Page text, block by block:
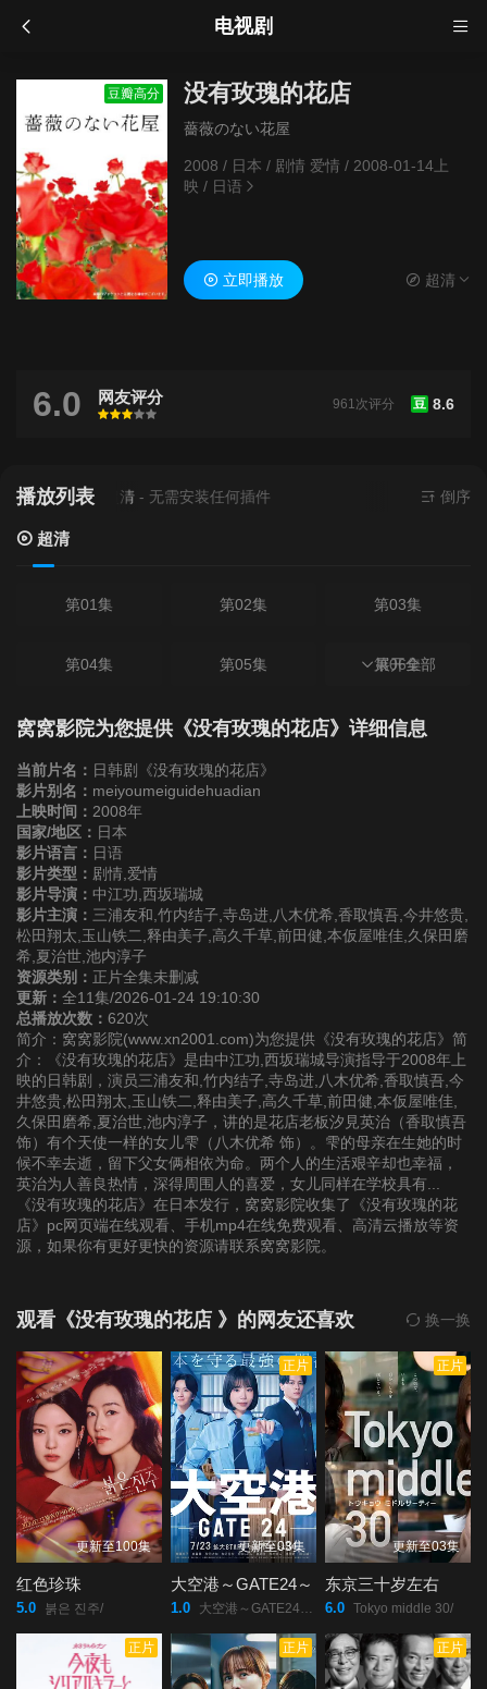
电视剧
豆瓣高分 没有玫瑰的花店
薔薇のない花屋
2008 / 日本 / 剧情 爱情/ 2008-01-14上
映 / 日语
立即播放 超清
6.0 网友评分
很差
较差还行推荐力荐
豆 8.6
961次评分
播放列表
前资源来源超清 - 无需安装任何插件 倒序
超清
第01集 第02集 第03集
第04集 第05集 第06集
第07集 第08集 第09集
第10集 第11集
展开全部
窝窝影院为您提供《没有玫瑰的花店》详细信息
当前片名： 日韩剧《没有玫瑰的花店》
影片别名： meiyoumeiguidehuadian
上映时间： 2008年
国家/地区： 日本
影片语言： 日语
影片类型： 剧情,爱情
影片导演： 中江功,西坂瑞城
影片主演： 三浦友和,竹内结子,寺岛进,八木优希,香取慎吾,今井悠贵,
松田翔太,玉山铁二,释由美子,高久千草,前田健,本仮屋唯佳,久保田磨
希,夏治世,池内淳子
资源类别： 正片全集未删减
更新： 全11集/2026-01-24 19:10:30
总播放次数： 620次
简介：窝窝影院(www.xn2001.com)为您提供《没有玫瑰的花店》简
介：《没有玫瑰的花店》是由中江功,西坂瑞城导演指导于2008年上
映的日韩剧，演员三浦友和,竹内结子,寺岛进,八木优希,香取慎吾,今
井悠贵,松田翔太,玉山铁二,释由美子,高久千草,前田健,本仮屋唯佳,
久保田磨希,夏治世,池内淳子，讲的是花店老板汐見英治（香取慎吾
饰）有个天使一样的女儿雫（八木优希 饰）。雫的母亲在生她的时
候不幸去逝，留下父女俩相依为命。两个人的生活艰辛却也幸福，
英治为人善良热情，深得周围人的喜爱，女儿同样在学校具有...
《没有玫瑰的花店》在日本发行，窝窝影院收集了《没有玫瑰的花
店》pc网页端在线观看、手机mp4在线免费观看、高清云播放等资
源，如果你有更好更快的资源请联系窝窝影院。
观看《没有玫瑰的花店 》的网友还喜欢 换一换
更新至100集
红色珍珠
5.0 붉은 진주/
正片
更新至03集
大空港～GATE24～
1.0 大空港～GATE24～/
正片
更新至03集
东京三十岁左右
6.0 Tokyo middle 30/
正片 正片 正片